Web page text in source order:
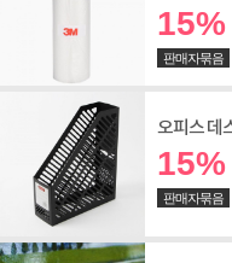
15%
판매자묶음
오피스 데
15%
판매자묶음